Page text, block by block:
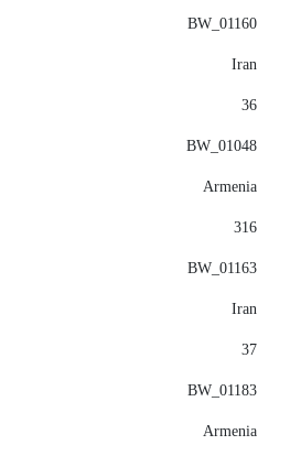
BW_01160
Iran
36
BW_01048
Armenia
316
BW_01163
Iran
37
BW_01183
Armenia